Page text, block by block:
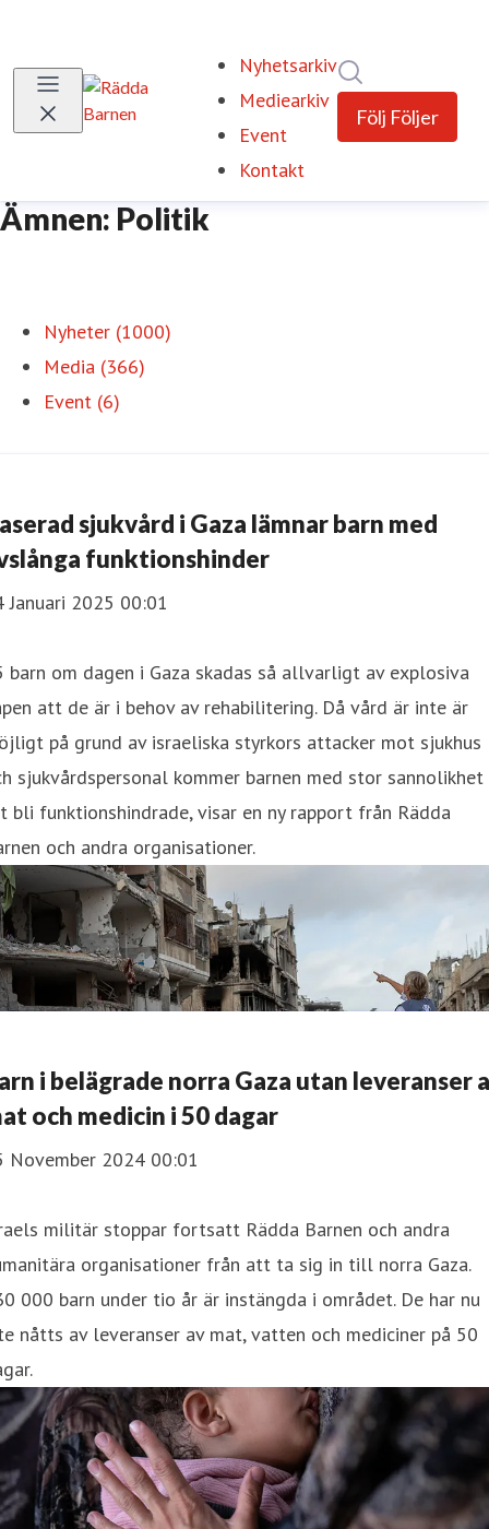
Nyhetsarkiv
Mediearkiv
Event
Kontakt
Följ Följer
Ämnen: Politik
Nyheter (1000)
Media (366)
Event (6)
sjukvård i Gaza lämnar barn med
funktionshinder
Januari 2025 00:01
barn om dagen i Gaza skadas så allvarligt av explosiva
att de är i behov av rehabilitering. Då vård är inte är
på grund av israeliska styrkors attacker mot sjukhus
sjukvårdspersonal kommer barnen med stor sannolikhet
bli funktionshindrade, visar en ny rapport från Rädda
och andra organisationer.
i belägrade norra Gaza utan leveranser
och medicin i 50 dagar
November 2024 00:01
militär stoppar fortsatt Rädda Barnen och andra
organisationer från att ta sig in till norra Gaza.
000 barn under tio år är instängda i området. De har nu
nåtts av leveranser av mat, vatten och mediciner på 50